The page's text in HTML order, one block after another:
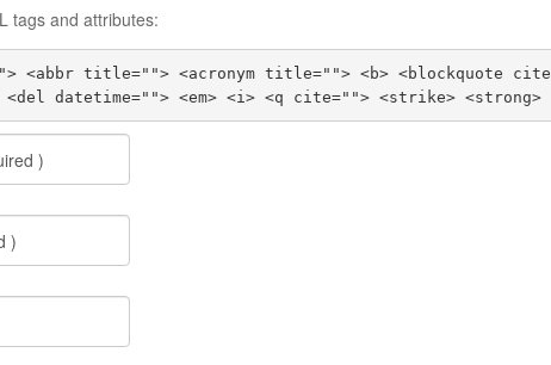
tags and attributes:
<abbr title=""> <acronym title=""> <b> <blockquote cite
<del datetime=""> <em> <i> <q cite=""> <strike> <strong>